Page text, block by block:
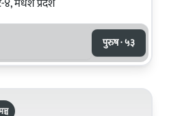
पुरुष · ५३